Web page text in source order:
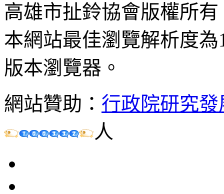
高雄市扯鈴協會版權所
本網站最佳瀏覽解析度
版本瀏覽器。
網站贊助： 行政院研究
人